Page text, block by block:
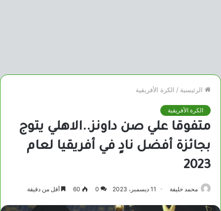
الرئيسية / الكرة الأفريقية
الكرة الأفريقية
متفوقا علي صن داونز..الاهلي يتوج
بجائزة أفضل نادٍ في أفريقيا لعام
2023
محمد خليفة 11 ديسمبر، 2023 0
60 أقل من دقيقة